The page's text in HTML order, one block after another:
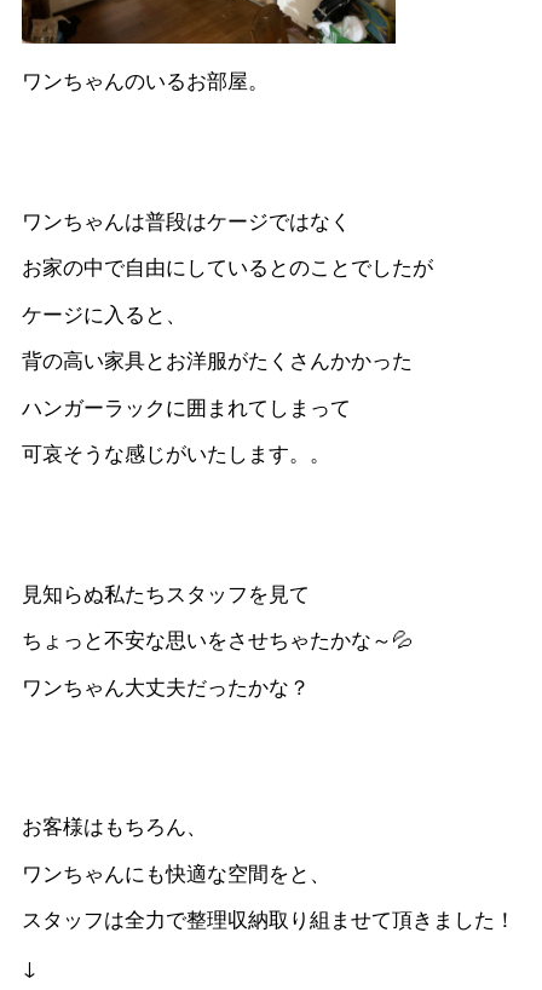
ワンちゃんのいるお部屋。
ワンちゃんは普段はケージではなく
お家の中で自由にしているとのことでしたが
ケージに入ると、
背の高い家具とお洋服がたくさんかかった
ハンガーラックに囲まれてしまって
可哀そうな感じがいたします。。
見知らぬ私たちスタッフを見て
ちょっと不安な思いをさせちゃたかな～💦
ワンちゃん大丈夫だったかな？
お客様はもちろん、
ワンちゃんにも快適な空間をと、
スタッフは全力で整理収納取り組ませて頂きました！
↓